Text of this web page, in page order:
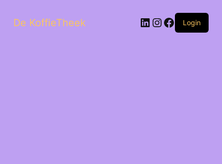
De KoffieTheek LinkedIn
Instagram
Facebook
Login